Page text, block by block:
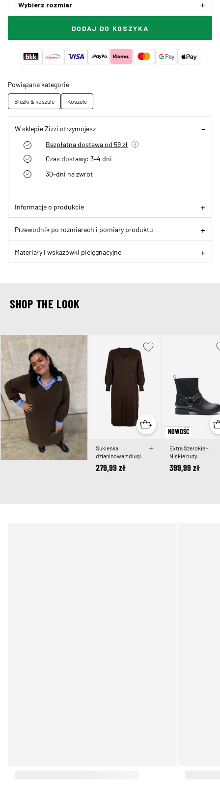
Wybierz rozmiar
DODAJ DO KOSZYKA
Powiązane kategorie
Bluzki & koszule Koszule
W sklepie Zizzi otrzymujesz
Bezpłatna dostawa od 59 zł
Czas dostawy: 3–4 dni
30-dni na zwrot
Informacje o produkcie
Przewodnik po rozmiarach i pomiary produktu
Materiały i wskazówki pielęgnacyjne
SHOP THE LOOK
Sukienka
dzianinowa z dlugimi
rekawami i
dekoltem w serek
279,99 zł
NOWOŚĆ
Extra Szerokie -
Niskie buty
motocyklowe
399,99 zł